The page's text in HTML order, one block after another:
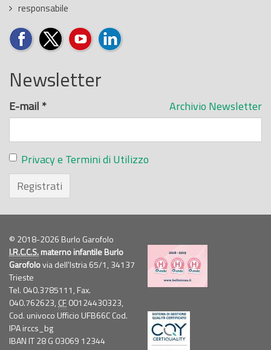
responsabile
Newsletter
Archivio Newsletter
E-mail *
Privacy e Termini di Utilizzo
Registrati
© 2018-2026 Burlo Garofolo
I.R.C.C.S.materno infantile Burlo
Garofolovia dell'Istria 65/1, 34137
Trieste
Tel. 040.3785111, Fax.
040.762623, CF00124430323,
Cod. univoco Ufficio UFB66C Cod.
IPA irccs_bg
IBAN IT 28 G 03069 12344